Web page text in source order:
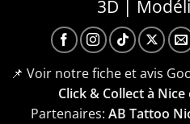
3D |
📌 Voir notre fiche et avis
Click & Collect à Nice
Partenaires: AB Tattoo